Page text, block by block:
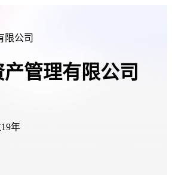
管理有限公司
年